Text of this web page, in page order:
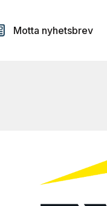
Motta nyhetsbrev